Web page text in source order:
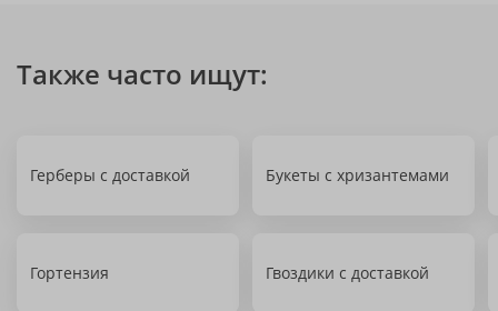
Также часто ищут:
Герберы с доставкой Букеты с хризантемами
Гортензия Гвоздики с доставкой